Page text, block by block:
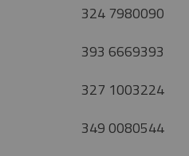
324 7980090
393 6669393
327 1003224
349 0080544